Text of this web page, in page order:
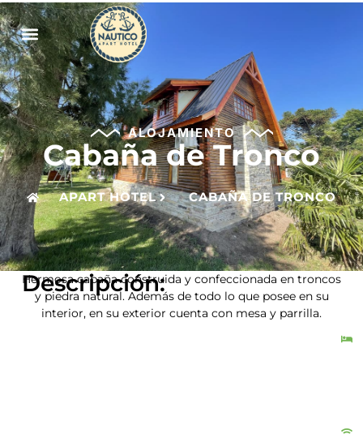
ALOJAMIENTO
Cabaña de Tronco
APART HOTEL CABAÑA DE TRONCO
Descripción:
Hermosa cabaña construida y confeccionada en troncos
y piedra natural. Además de todo lo que posee en su
interior, en su exterior cuenta con mesa y parrilla.